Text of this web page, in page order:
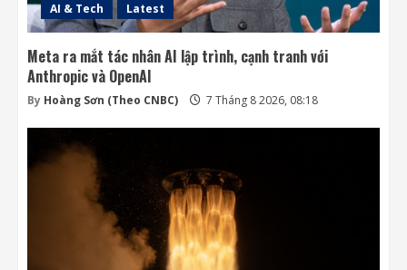
AI & Tech Latest
Meta ra mắt tác nhân AI lập trình, cạnh tranh với
Anthropic và OpenAI
By Hoàng Sơn (Theo CNBC) 7 Tháng 8 2026, 08:18